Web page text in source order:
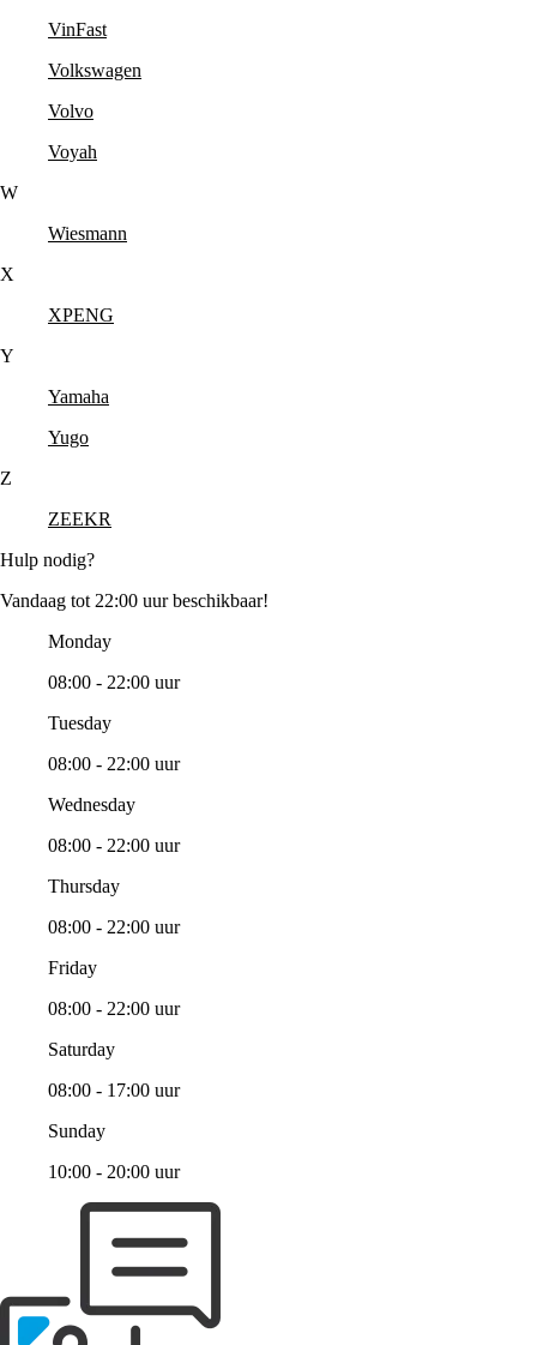
VinFast
Volkswagen
Volvo
Voyah
W
Wiesmann
X
XPENG
Y
Yamaha
Yugo
Z
ZEEKR
Hulp nodig?
Vandaag tot 22:00 uur beschikbaar!
Monday
08:00 - 22:00 uur
Tuesday
08:00 - 22:00 uur
Wednesday
08:00 - 22:00 uur
Thursday
08:00 - 22:00 uur
Friday
08:00 - 22:00 uur
Saturday
08:00 - 17:00 uur
Sunday
10:00 - 20:00 uur